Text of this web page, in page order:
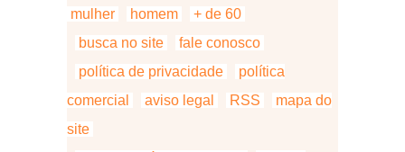
mulher
homem
+ de 60
busca no site
fale conosco
política de privacidade
política
comercial
aviso legal RSS
mapa do
site